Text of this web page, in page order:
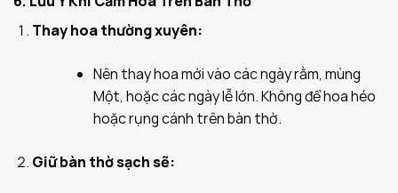
Thay hoa thường xuyên:
Nên thay hoa mới vào các ngày rằm, mùng
Một, hoặc các ngày lễ lớn. Không để hoa héo
hoặc rụng cánh trên bàn thờ.
Giữ bàn thờ sạch sẽ: